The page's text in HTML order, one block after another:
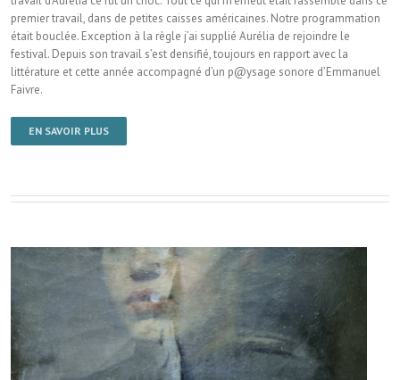
premier travail, dans de petites caisses américaines. Notre programmation
était bouclée. Exception à la règle j’ai supplié Aurélia de rejoindre le
festival. Depuis son travail s’est densifié, toujours en rapport avec la
littérature et cette année accompagné d’un p@ysage sonore d’Emmanuel
Faivre.
EN SAVOIR PLUS